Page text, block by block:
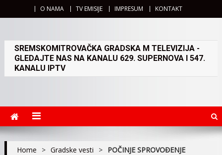
O NAMA TV EMISIJE IMPRESUM KONTAKT
SREMSKOMITROVAČKA GRADSKA M TELEVIZIJA -
GLEDAJTE NAS NA KANALU 629. SUPERNOVA I 547.
KANALU IPTV
Home > Gradske vesti > POČINJE SPROVOĐENJE